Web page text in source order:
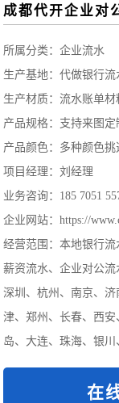
成都代开企业对
所属分类：企业流水
生产基地：代做银行流
生产材质：流水账单材
产品规格：支持来图定
产品颜色：多种颜色挑
项目经理：刘经理
业务咨询：185 7051
企业网站：https://
经营范围：本地银行流
薪资流水、企业对公流
深圳、杭州、南京、
津、郑州、长春、西
岛、大连、珠海、银
在